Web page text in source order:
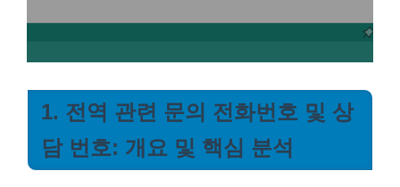
1. 전역 관련 문의 전화번호 및 상
담 번호: 개요 및 핵심 분석